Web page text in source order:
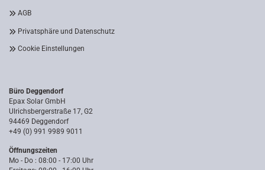
AGB
Privatsphäre und Datenschutz
Cookie Einstellungen
Büro Deggendorf
Epax Solar GmbH
Ulrichsbergerstraße 17, G2
94469 Deggendorf
+49 (0) 991 9989 9011
Öffnungszeiten
Mo - Do : 08:00 - 17:00 Uhr